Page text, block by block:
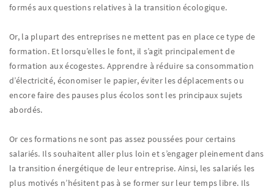
formés aux questions relatives à la transition écologique.
Or, la plupart des entreprises ne mettent pas en place ce type de
formation. Et lorsqu’elles le font, il s’agit principalement de
formation aux écogestes. Apprendre à réduire sa consommation
d’électricité, économiser le papier, éviter les déplacements ou
encore faire des pauses plus écolos sont les principaux sujets
abordés.
Or ces formations ne sont pas assez poussées pour certains
salariés. Ils souhaitent aller plus loin et s’engager pleinement dans
la transition énergétique de leur entreprise. Ainsi, les salariés les
plus motivés n’hésitent pas à se former sur leur temps libre. Ils